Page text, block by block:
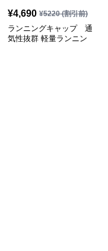
¥4,690 ¥5220(割引前)
ランニングキャップ 通
気性抜群 軽量ランニン